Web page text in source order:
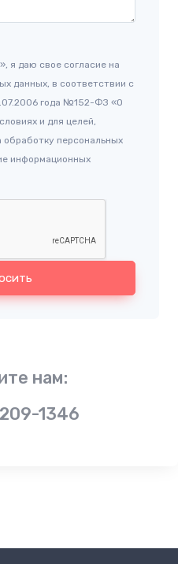
я даю свое согласие на
данных, в соответствии с
года №152-ФЗ «О
и для целей,
обработку персональных
информационных
нам:
1346